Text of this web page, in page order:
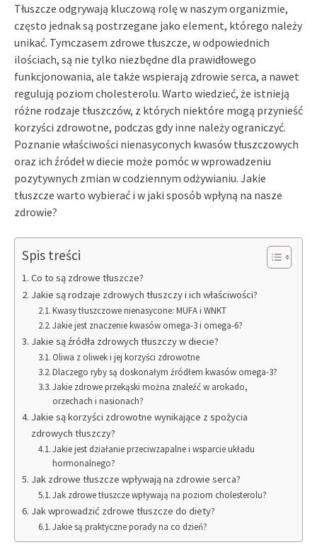
Tłuszcze odgrywają kluczową rolę w naszym organizmie,
często jednak są postrzegane jako element, którego należy
unikać. Tymczasem zdrowe tłuszcze, w odpowiednich
ilościach, są nie tylko niezbędne dla prawidłowego
funkcjonowania, ale także wspierają zdrowie serca, a nawet
regulują poziom cholesterolu. Warto wiedzieć, że istnieją
różne rodzaje tłuszczów, z których niektóre mogą przynieść
korzyści zdrowotne, podczas gdy inne należy ograniczyć.
Poznanie właściwości nienasyconych kwasów tłuszczowych
oraz ich źródeł w diecie może pomóc w wprowadzeniu
pozytywnych zmian w codziennym odżywianiu. Jakie
tłuszcze warto wybierać i w jaki sposób wpłyną na nasze
zdrowie?
Spis treści
Co to są zdrowe tłuszcze?
Jakie są rodzaje zdrowych tłuszczy i ich właściwości?
Kwasy tłuszczowe nienasycone: MUFA i WNKT
Jakie jest znaczenie kwasów omega-3 i omega-6?
Jakie są źródła zdrowych tłuszczy w diecie?
Oliwa z oliwek i jej korzyści zdrowotne
Dlaczego ryby są doskonałym źródłem kwasów omega-3?
Jakie zdrowe przekąski można znaleźć w arokado,
orzechach i nasionach?
Jakie są korzyści zdrowotne wynikające z spożycia
zdrowych tłuszczy?
Jakie jest działanie przeciwzapalne i wsparcie układu
hormonalnego?
Jak zdrowe tłuszcze wpływają na zdrowie serca?
Jak zdrowe tłuszcze wpływają na poziom cholesterolu?
Jak wprowadzić zdrowe tłuszcze do diety?
Jakie są praktyczne porady na co dzień?